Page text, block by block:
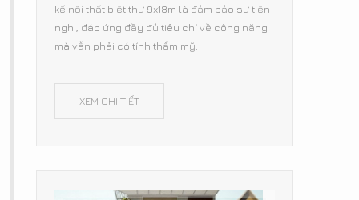
kế nội thất biệt thự 9x18m là đảm bảo sự tiện
nghi, đáp ứng đầy đủ tiêu chí về công năng
mà vẫn phải có tính thẩm mỹ.
XEM CHI TIẾT